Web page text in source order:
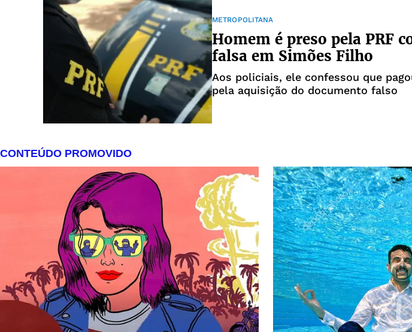
METROPOLITANA
Homem é preso pela PRF
falsa em Simões Filho
Aos policiais, ele confessou que
pela aquisição do documento falso